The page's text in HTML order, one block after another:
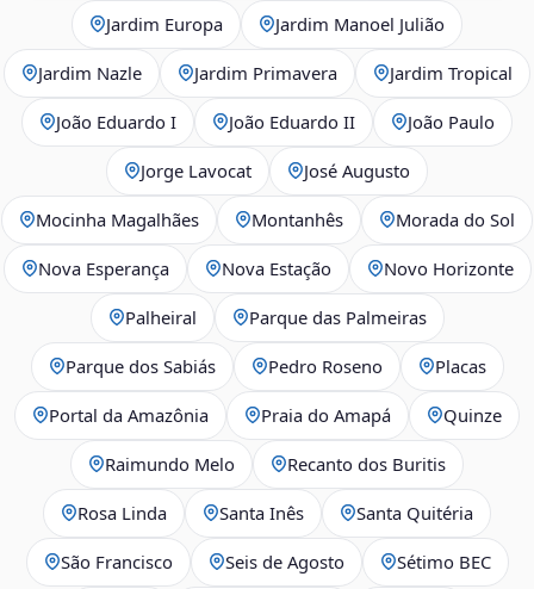
Jardim Europa Jardim Manoel Julião
Jardim Nazle Jardim Primavera Jardim Tropical
João Eduardo I João Eduardo II João Paulo
Jorge Lavocat José Augusto
Mocinha Magalhães Montanhês Morada do Sol
Nova Esperança Nova Estação Novo Horizonte
Palheiral Parque das Palmeiras
Parque dos Sabiás Pedro Roseno Placas
Portal da Amazônia Praia do Amapá Quinze
Raimundo Melo Recanto dos Buritis
Rosa Linda Santa Inês Santa Quitéria
São Francisco Seis de Agosto Sétimo BEC